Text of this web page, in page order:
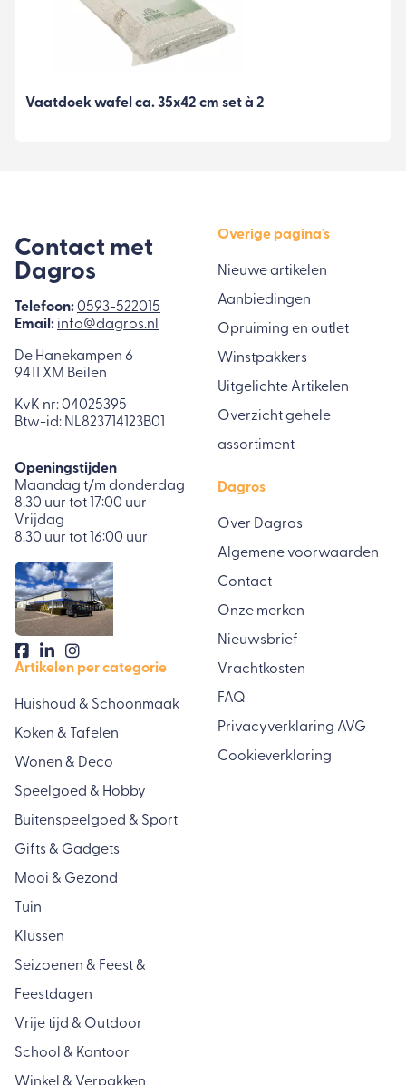
Vaatdoek wafel ca. 35x42 cm set à 2
Contact met
Dagros
Telefoon:0593-522015
Email: info@dagros.nl
De Hanekampen 6
9411 XM Beilen
KvK nr: 04025395
Btw-id: NL823714123B01
Openingstijden
Maandag t/m donderdag
8.30 uur tot 17:00 uur
Vrijdag
8.30 uur tot 16:00 uur
Artikelen per categorie
Huishoud & Schoonmaak
Koken & Tafelen
Wonen & Deco
Speelgoed & Hobby
Buitenspeelgoed & Sport
Gifts & Gadgets
Mooi & Gezond
Tuin
Klussen
Seizoenen & Feest &
Feestdagen
Vrije tijd & Outdoor
School & Kantoor
Winkel & Verpakken
Overige pagina's
Nieuwe artikelen
Aanbiedingen
Opruiming en outlet
Winstpakkers
Uitgelichte Artikelen
Overzicht gehele
assortiment
Dagros
Over Dagros
Algemene voorwaarden
Contact
Onze merken
Nieuwsbrief
Vrachtkosten
FAQ
Privacyverklaring AVG
Cookieverklaring